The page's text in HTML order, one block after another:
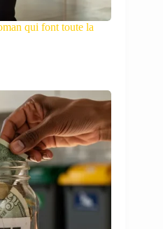
qui font toute la